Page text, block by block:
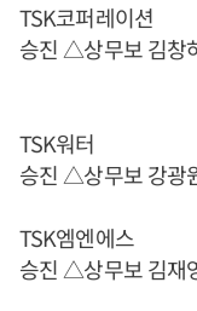
TSK코퍼레이션
승진 △상무보 김창
TSK워터
승진 △상무보 강광
TSK엠엔에스
승진 △상무보 김재